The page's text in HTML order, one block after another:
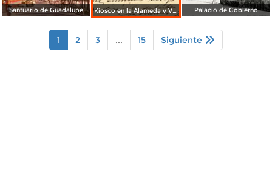
Santuario de Guadalupe Kiosco en la Alameda y Vendedores de Frutas Palacio de Gobierno
1 2 3 ... 15 Siguiente